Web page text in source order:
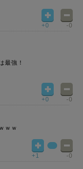
+0 -0
最強！
+0 -0
ｗｗ
+1 -0